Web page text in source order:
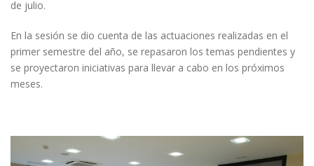
de julio.
En la sesión se dio cuenta de las actuaciones realizadas en el
primer semestre del año, se repasaron los temas pendientes y
se proyectaron iniciativas para llevar a cabo en los próximos
meses.